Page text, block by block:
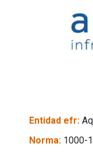
Entidad efr:
Norma: 1000-1